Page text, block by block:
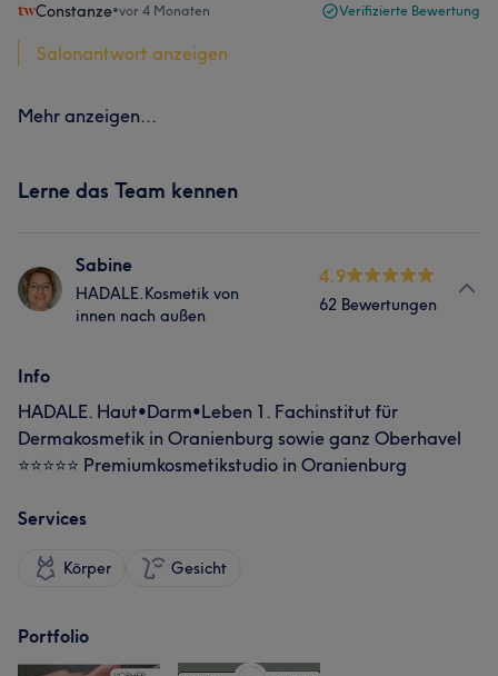
Constanze•vor 4 Monaten Verifizierte Bewertung
Salonantwort anzeigen
Mehr anzeigen...
Lerne das Team kennen
Sabine
HADALE.Kosmetik von
innen nach außen
4.9
62 Bewertungen
Info
HADALE. Haut•Darm•Leben 1. Fachinstitut für
Dermakosmetik in Oranienburg sowie ganz Oberhavel
⭐️⭐️⭐️⭐️⭐️ Premiumkosmetikstudio in Oranienburg
Services
Körper Gesicht
Portfolio